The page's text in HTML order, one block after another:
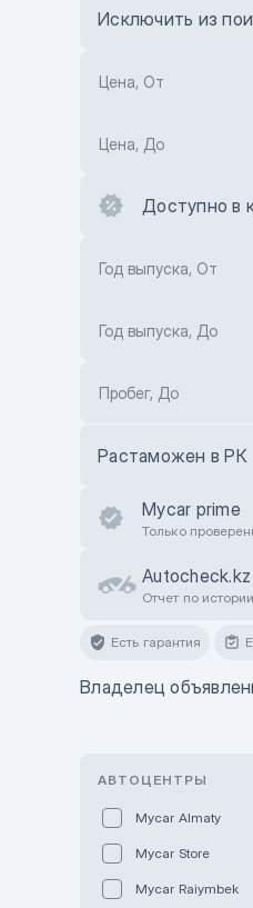
Исключить из
Цена, От
Цена, До
Доступно в
Год выпуска, От
Год выпуска, До
Пробег, До
Растаможен в РК
Mycar prime
Только
Autocheck.kz
Отчет по
Есть гарантия
Владелец
АВТОЦЕНТРЫ
Mycar Almaty
Mycar Store
Mycar Raiymbek